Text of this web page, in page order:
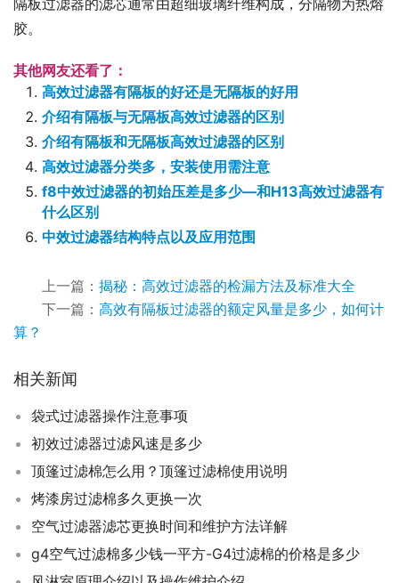
隔板过滤器的滤芯通常由超细玻璃纤维构成，分隔物为热熔
胶。
其他网友还看了：
高效过滤器有隔板的好还是无隔板的好用
介绍有隔板与无隔板高效过滤器的区别
介绍有隔板和无隔板高效过滤器的区别
高效过滤器分类多，安装使用需注意
f8中效过滤器的初始压差是多少—和H13高效过滤器有
什么区别
中效过滤器结构特点以及应用范围
上一篇： 揭秘：高效过滤器的检漏方法及标准大全
下一篇： 高效有隔板过滤器的额定风量是多少，如何计
算？
相关新闻
袋式过滤器操作注意事项
初效过滤器过滤风速是多少
顶篷过滤棉怎么用？顶篷过滤棉使用说明
烤漆房过滤棉多久更换一次
空气过滤器滤芯更换时间和维护方法详解
g4空气过滤棉多少钱一平方-G4过滤棉的价格是多少